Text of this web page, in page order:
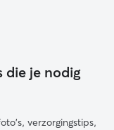
die je nodig
verzorgingstips,